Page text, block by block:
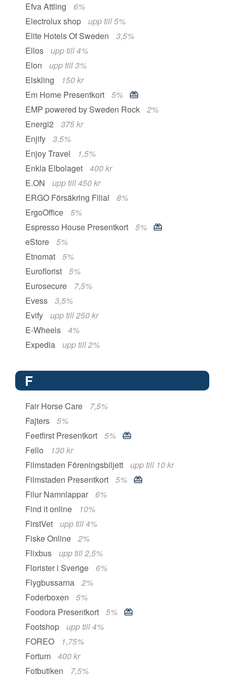
Efva Attling
6%
Electrolux shop
upp till 5%
Elite Hotels Of Sweden
3,5%
Ellos
upp till 4%
Elon
upp till 3%
Elskling
150 kr
Em Home Presentkort
5%
EMP powered by Sweden Rock
2%
Energi2
375 kr
Enjify
3,5%
Enjoy Travel
1,5%
Enkla Elbolaget
400 kr
E.ON
upp till 450 kr
ERGO Försäkring Filial
8%
ErgoOffice
5%
Espresso House Presentkort
5%
eStore
5%
Etnomat
5%
Euroflorist
5%
Eurosecure
7,5%
Evess
3,5%
Evify
upp till 250 kr
E-Wheels
4%
Expedia
upp till 2%
F
Fair Horse Care
7,5%
Fajters
5%
Feetfirst Presentkort
5%
Fello
130 kr
Filmstaden Föreningsbiljett
upp till 10 kr
Filmstaden Presentkort
5%
Filur Namnlappar
6%
Find it online
10%
FirstVet
upp till 4%
Fiske Online
2%
Flixbus
upp till 2,5%
Florister i Sverige
6%
Flygbussarna
2%
Foderboxen
5%
Foodora Presentkort
5%
Footshop
upp till 4%
FOREO
1,75%
Fortum
400 kr
Fotbutiken
7,5%